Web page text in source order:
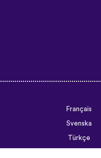
Français
Svenska
Türkçe